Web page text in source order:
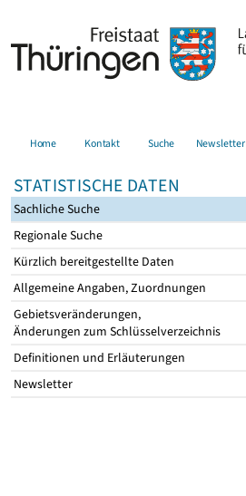
Home Kontakt Suche Newsletter
STATISTISCHE DATEN
Sachliche Suche
Regionale Suche
Kürzlich bereitgestellte Daten
Allgemeine Angaben, Zuordnungen
Gebietsveränderungen,
Änderungen zum Schlüsselverzeichnis
Definitionen und Erläuterungen
Newsletter